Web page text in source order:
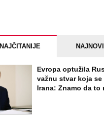
NAJČITANIJE
Evropa optužila
važnu stvar koja se
Irana: Znamo da to